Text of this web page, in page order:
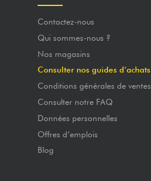
Contactez-nous
Qui sommes-nous ?
Nos magasins
Consulter nos guides d’achats
Conditions générales de ventes
Consulter notre FAQ
Données personnelles
Offres d’emplois
Blog